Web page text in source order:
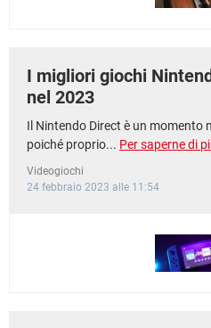
I migliori giochi
nel 2023
Il Nintendo Direct è un momento
poiché proprio... Per saperne di
Videogiochi
24 febbraio 2023 alle 11:54